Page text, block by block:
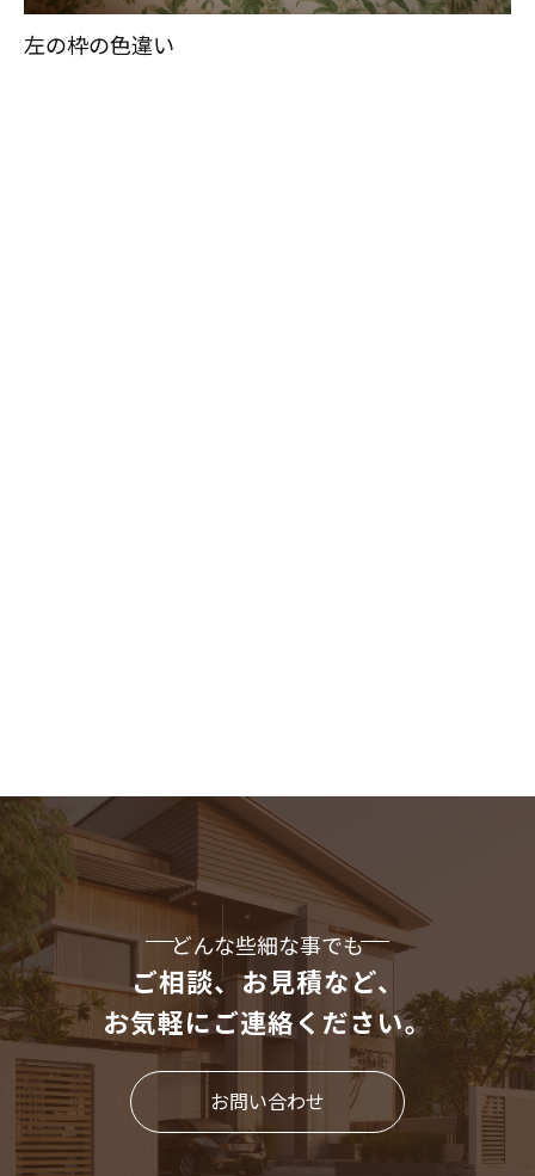
左の枠の色違い
どんな些細な事でも
ご相談、お見積など、
お気軽にご連絡ください。
お問い合わせ